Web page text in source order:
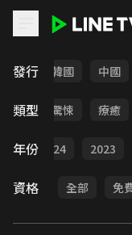
發行
日本 韓國 中國
類型
奇幻 驚悚 療癒
年份 2024 2023
資格 全部 免